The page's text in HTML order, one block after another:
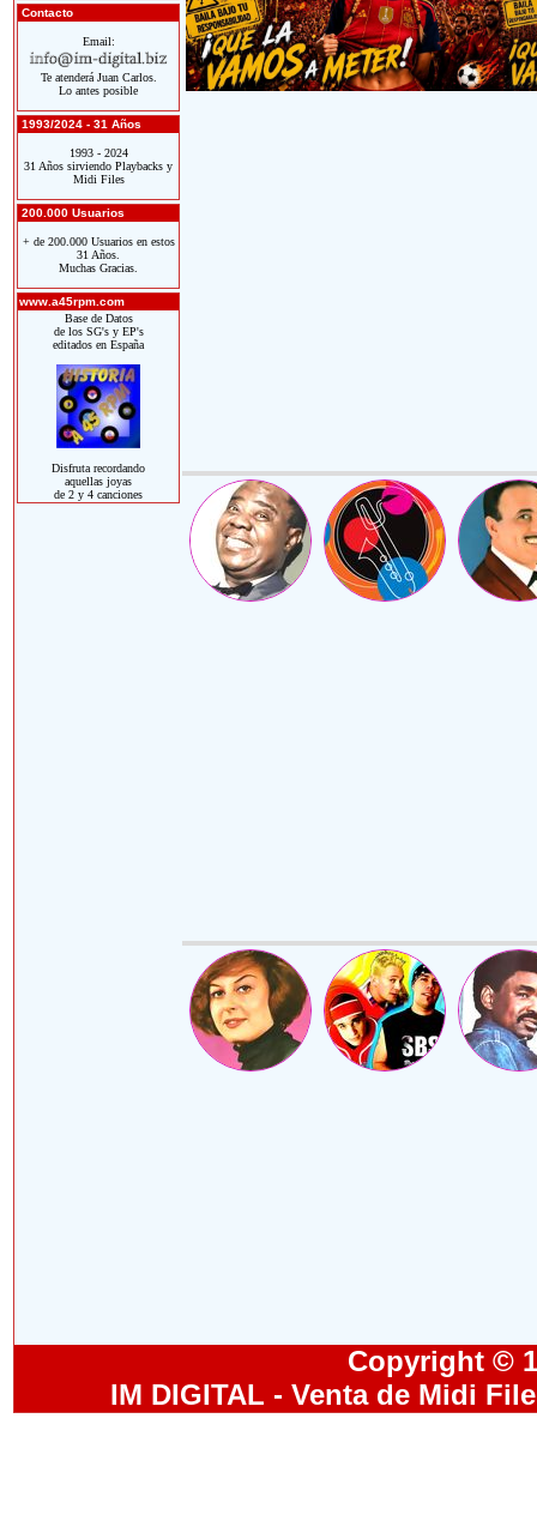
Contacto
Email:
Te atenderá Juan Carlos.
Lo antes posible
1993/2024 - 31 Años
1993 - 2024
31 Años sirviendo Playbacks y
Midi Files
200.000 Usuarios
+ de 200.000 Usuarios en estos
31 Años.
Muchas Gracias.
www.a45rpm.com
Base de Datos
de los SG's y EP's
editados en España
Disfruta recordando
aquellas joyas
de 2 y 4 canciones
Copyright ©
IM DIGITAL - Venta de Midi